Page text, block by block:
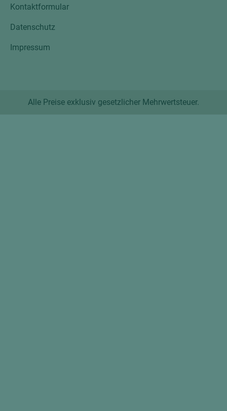
Kontaktformular
Datenschutz
Impressum
Alle Preise exklusiv gesetzlicher Mehrwertsteuer.